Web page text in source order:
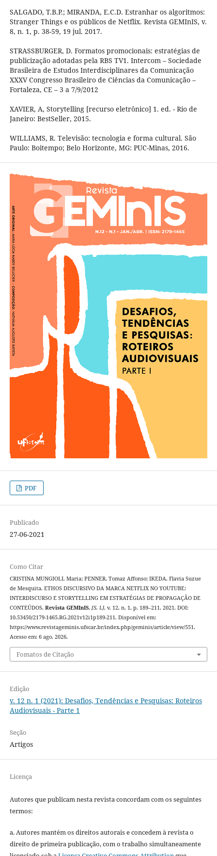
SALGADO, T.B.P.; MIRANDA, E.C.D. Estranhar os algoritmos:
Stranger Things e os públicos de Netflix. Revista GEMInIS, v.
8, n. 1, p. 38-59, 19 jul. 2017.
STRASSBURGER, D. Formatos promocionais: estratégias de
publicização adotadas pela RBS TV1. Intercom – Sociedade
Brasileira de Estudos Interdisciplinares da Comunicação
XXXV Congresso Brasileiro de Ciências da Comunicação –
Fortaleza, CE – 3 a 7/9/2012
XAVIER, A, Storytelling [recurso eletrônico] 1. ed. - Rio de
Janeiro: BestSeller, 2015.
WILLIAMS, R. Televisão: tecnologia e forma cultural. São
Paulo: Boitempo; Belo Horizonte, MG: PUC-Minas, 2016.
PDF
Publicado
27-06-2021
Como Citar
CRISTINA MUNGIOLI, Maria; PENNER, Tomaz Affonso; IKEDA, Flavia Suzue
de Mesquita. ETHOS DISCURSIVO DA MARCA NETFLIX NO YOUTUBE:
INTERDISCURSO E STORYTELLING EM ESTRATÉGIAS DE PROPAGAÇÃO DE
CONTEÚDOS. Revista GEMInIS, [S. l.], v. 12, n. 1, p. 189–211, 2021. DOI:
10.53450/2179-1465.RG.2021v12i1p189-211. Disponível em:
https://www.revistageminis.ufscar.br/index.php/geminis/article/view/551.
Acesso em: 6 ago. 2026.
Fomatos de Citação
Edição
v. 12 n. 1 (2021): Desafios, Tendências e Pesquisas: Roteiros
Audiovisuais - Parte 1
Seção
Artigos
Licença
Autores que publicam nesta revista concordam com os seguintes
termos:
a. Autores mantém os direitos autorais e concedem à revista o
direito de primeira publicação, com o trabalho simultaneamente